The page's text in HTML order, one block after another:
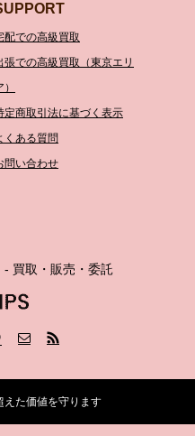
配での高級買取
張での高級買取（東京エリ
）
定商取引法に基づく表示
くある質問
問い合わせ
買取・販売・委託
た価値を守ります